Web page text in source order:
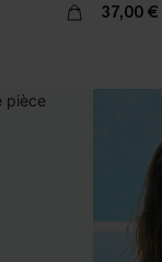
37,00 €